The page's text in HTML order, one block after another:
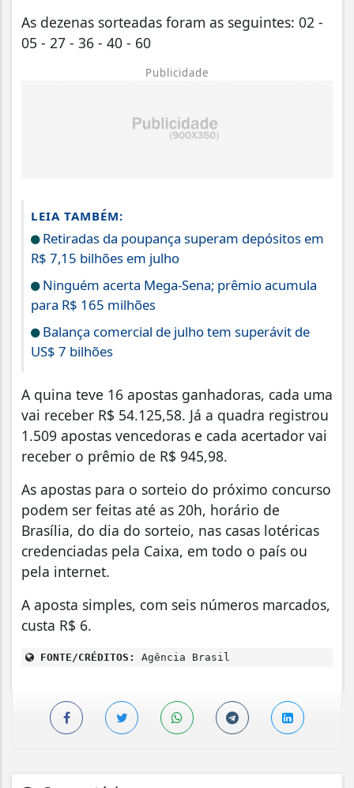
As dezenas sorteadas foram as seguintes: 02 -
05 - 27 - 36 - 40 - 60
Publicidade
LEIA TAMBÉM:
Retiradas da poupança superam depósitos em
R$ 7,15 bilhões em julho
Ninguém acerta Mega-Sena; prêmio acumula
para R$ 165 milhões
Balança comercial de julho tem superávit de
US$ 7 bilhões
A quina teve 16 apostas ganhadoras, cada uma
vai receber R$ 54.125,58. Já a quadra registrou
1.509 apostas vencedoras e cada acertador vai
receber o prêmio de R$ 945,98.
As apostas para o sorteio do próximo concurso
podem ser feitas até as 20h, horário de
Brasília, do dia do sorteio, nas casas lotéricas
credenciadas pela Caixa, em todo o país ou
pela internet.
A aposta simples, com seis números marcados,
custa R$ 6.
FONTE/CRÉDITOS: Agência Brasil